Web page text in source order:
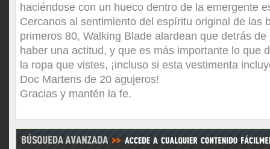
haciéndose con un hueco dentro de la emergente
Cercanos al sentimiento del espíritu original de las
primeros 80, Walking Blade alardean que detrás
haber una actitud, y que es más importante lo que
la ropa que vistes, ¡incluso si esta vestimenta
Doc Martens de 20 agujeros!
Gracias y mantén la fe.